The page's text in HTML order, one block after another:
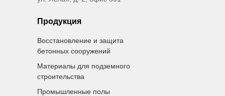
Продукция
Восстановление и защита
бетонных сооружений
Материалы для подземного
строительства
Промышленные полы